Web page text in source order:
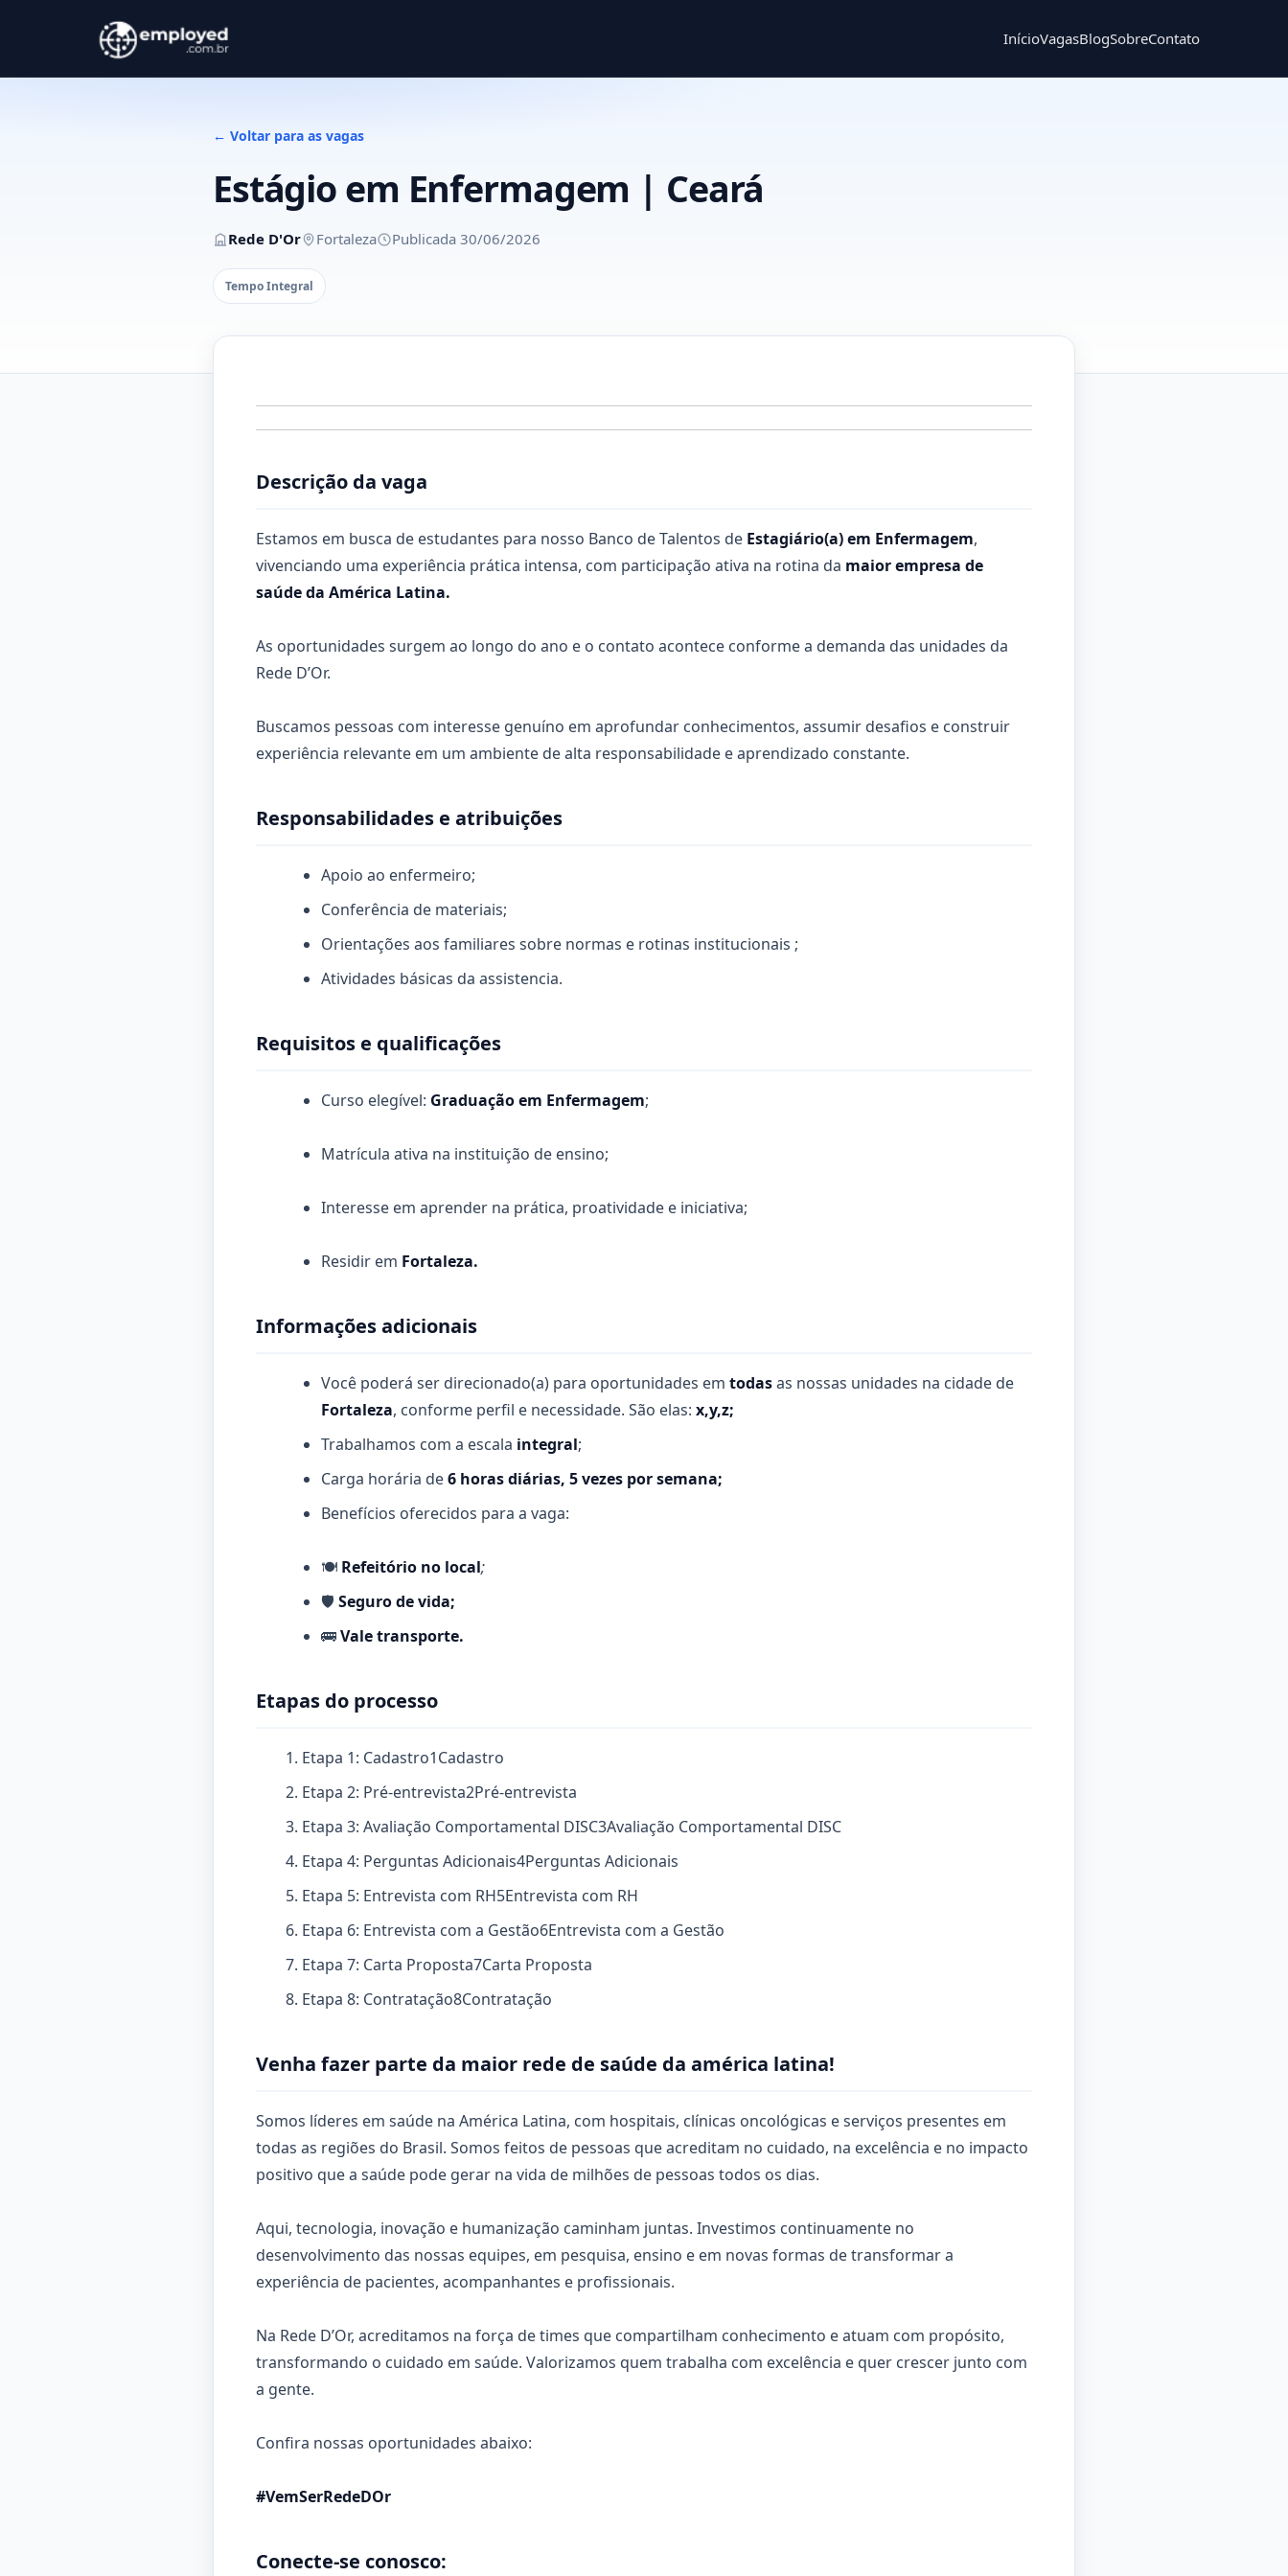
InícioVagasBlogSobreContato
← Voltar para as vagas
Estágio em Enfermagem | Ceará
Rede D'Or Fortaleza Publicada 30/06/2026
Tempo Integral
Descrição da vaga
Estamos em busca de estudantes para nosso Banco de Talentos de Estagiário(a) em Enfermagem,
vivenciando uma experiência prática intensa, com participação ativa na rotina da maior empresa de
saúde da América Latina.
As oportunidades surgem ao longo do ano e o contato acontece conforme a demanda das unidades da
Rede D’Or.
Buscamos pessoas com interesse genuíno em aprofundar conhecimentos, assumir desafios e construir
experiência relevante em um ambiente de alta responsabilidade e aprendizado constante.
Responsabilidades e atribuições
Apoio ao enfermeiro;
Conferência de materiais;
Orientações aos familiares sobre normas e rotinas institucionais ;
Atividades básicas da assistencia.
Requisitos e qualificações
Curso elegível: Graduação em Enfermagem;
Matrícula ativa na instituição de ensino;
Interesse em aprender na prática, proatividade e iniciativa;
Residir em Fortaleza.
Informações adicionais
Você poderá ser direcionado(a) para oportunidades em todasas nossas unidades na cidade de
Fortaleza, conforme perfil e necessidade. São elas: x,y,z;
Trabalhamos com a escala integral;
Carga horária de6 horas diárias, 5 vezes por semana;
Benefícios oferecidos para a vaga:
🍽️ Refeitório no local;
🛡️ Seguro de vida;
🚌Vale transporte.
Etapas do processo
Etapa 1: Cadastro1Cadastro
Etapa 2: Pré-entrevista2Pré-entrevista
Etapa 3: Avaliação Comportamental DISC3Avaliação Comportamental DISC
Etapa 4: Perguntas Adicionais4Perguntas Adicionais
Etapa 5: Entrevista com RH5Entrevista com RH
Etapa 6: Entrevista com a Gestão6Entrevista com a Gestão
Etapa 7: Carta Proposta7Carta Proposta
Etapa 8: Contratação8Contratação
Venha fazer parte da maior rede de saúde da américa latina!
Somos líderes em saúde na América Latina, com hospitais, clínicas oncológicas e serviços presentes em
todas as regiões do Brasil. Somos feitos de pessoas que acreditam no cuidado, na excelência e no impacto
positivo que a saúde pode gerar na vida de milhões de pessoas todos os dias.
Aqui, tecnologia, inovação e humanização caminham juntas. Investimos continuamente no
desenvolvimento das nossas equipes, em pesquisa, ensino e em novas formas de transformar a
experiência de pacientes, acompanhantes e profissionais.
Na Rede D’Or, acreditamos na força de times que compartilham conhecimento e atuam com propósito,
transformando o cuidado em saúde. Valorizamos quem trabalha com excelência e quer crescer junto com
a gente.
Confira nossas oportunidades abaixo:
#VemSerRedeDOr
Conecte-se conosco: